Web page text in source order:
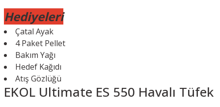
Hediyeleri
Çatal Ayak
4 Paket Pellet
Bakım Yağı
Hedef Kağıdı
Atış Gözlüğü
EKOL Ultimate ES 550 Havalı Tüfek